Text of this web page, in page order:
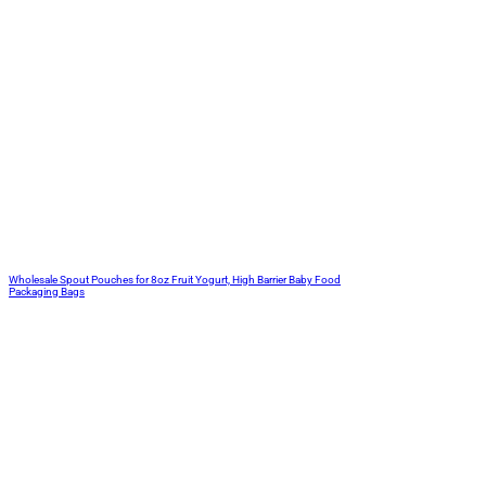
Wholesale Spout Pouches for 8oz Fruit Yogurt, High Barrier Baby Food
Packaging Bags